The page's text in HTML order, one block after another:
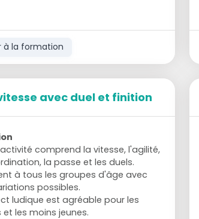
à la formation
avec duel et finition
comprend la vitesse, l'agilité,
la passe et les duels.
à tous les groupes d'âge avec
possibles.
ludique est agréable pour les
et les moins jeunes.